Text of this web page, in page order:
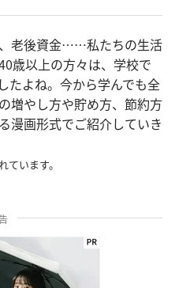
老後資金……私たちの生活
歳以上の方々は、学校で
たよね。今から学んでも全
やし方や貯め方、節約方
漫画形式でご紹介していき
います。